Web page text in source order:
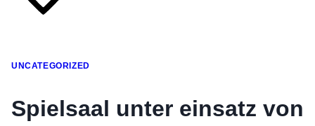
โทรศัพท์มือถือ
อุปกรณ์เสริมโทรศัพท์
UNCATEGORIZED
Spielsaal unter einsatz von